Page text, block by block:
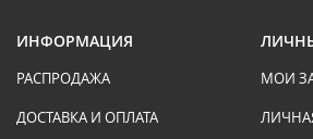
ИНФОРМАЦИЯ
РАСПРОДАЖА
ДОСТАВКА И ОПЛАТА
МОИ